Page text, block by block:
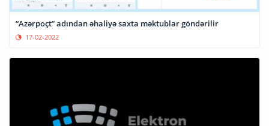
“Azərpoçt” adından əhaliyə saxta məktublar göndərilir
17-02-2022